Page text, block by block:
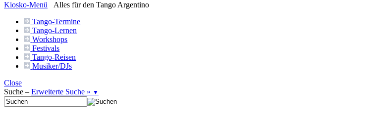
Kiosko-Menü
Alles für den Tango Argentino
Tango-Termine
Tango-Lernen
Workshops
Festivals
Tango-Reisen
Musiker/DJs
Close
Suche – Erweiterte Suche » ▼